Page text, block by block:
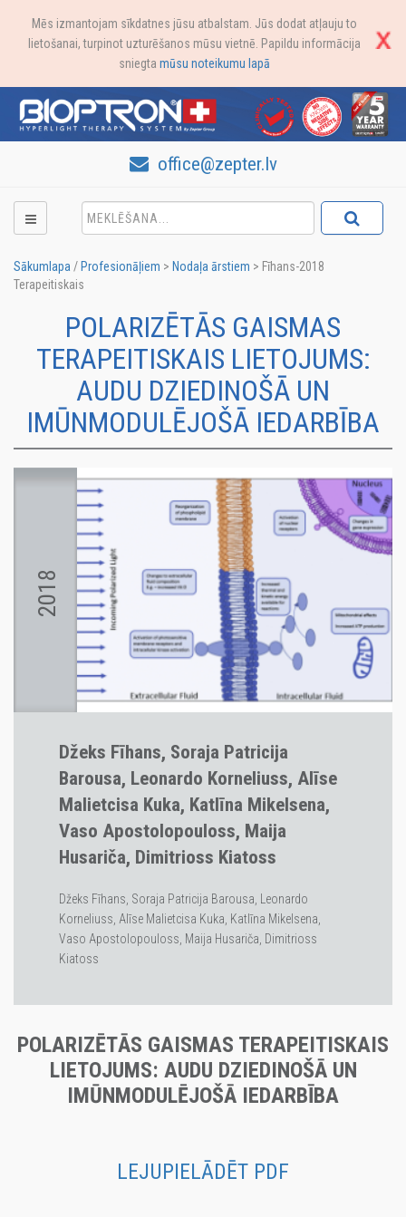
Mēs izmantojam sīkdatnes jūsu atbalstam. Jūs dodat atļauju to
lietošanai, turpinot uzturēšanos mūsu vietnē. Papildu informācija
sniegta mūsu noteikumu lapā
office@zepter.lv
Sākumlapa / Profesionāļiem > Nodaļa ārstiem > Fīhans-2018
Terapeitiskais
POLARIZĒTĀS GAISMAS
TERAPEITISKAIS LIETOJUMS:
AUDU DZIEDINOŠĀ UN
IMŪNMODULĒJOŠĀ IEDARBĪBA
2018
Džeks Fīhans, Soraja Patricija
Barousa, Leonardo Korneliuss, Alīse
Malietcisa Kuka, Katlīna Mikelsena,
Vaso Apostolopouloss, Maija
Husariča, Dimitrioss Kiatoss
Džeks Fīhans, Soraja Patricija Barousa, Leonardo
Korneliuss, Alīse Malietcisa Kuka, Katlīna Mikelsena,
Vaso Apostolopouloss, Maija Husariča, Dimitrioss
Kiatoss
POLARIZĒTĀS GAISMAS TERAPEITISKAIS
LIETOJUMS: AUDU DZIEDINOŠĀ UN
IMŪNMODULĒJOŠĀ IEDARBĪBA
LEJUPIELĀDĒT PDF